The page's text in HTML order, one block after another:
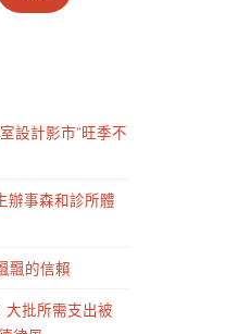
設計影市“旺季不
辦事森和診所體
飄的信賴
大批所需支出被